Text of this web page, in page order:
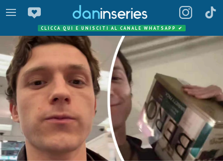
CLICCA QUI E UNISCITI AL CANALE WHATSAPP ✔